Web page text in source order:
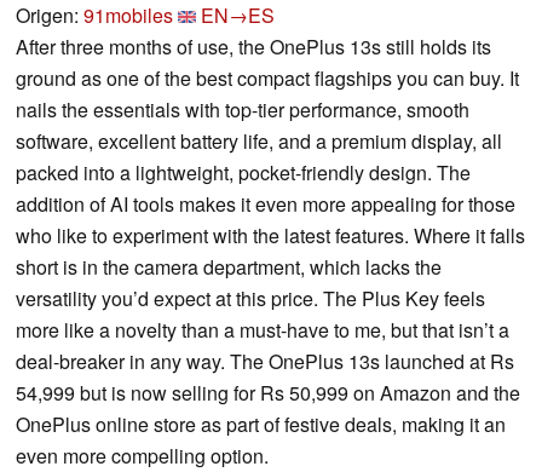
Origen: 91mobiles
EN→ES
After three months of use, the OnePlus 13s still holds its
ground as one of the best compact flagships you can buy. It
nails the essentials with top-tier performance, smooth
software, excellent battery life, and a premium display, all
packed into a lightweight, pocket-friendly design. The
addition of AI tools makes it even more appealing for those
who like to experiment with the latest features. Where it falls
short is in the camera department, which lacks the
versatility you’d expect at this price. The Plus Key feels
more like a novelty than a must-have to me, but that isn’t a
deal-breaker in any way. The OnePlus 13s launched at Rs
54,999 but is now selling for Rs 50,999 on Amazon and the
OnePlus online store as part of festive deals, making it an
even more compelling option.